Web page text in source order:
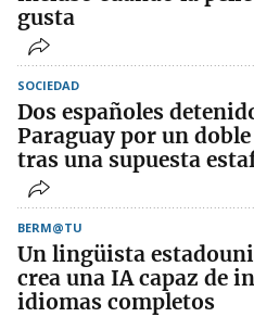
gusta
SOCIEDAD
Dos españoles
Paraguay por un
tras una supuesta
BERM@TU
Un lingüista
crea una IA capaz de
idiomas completos